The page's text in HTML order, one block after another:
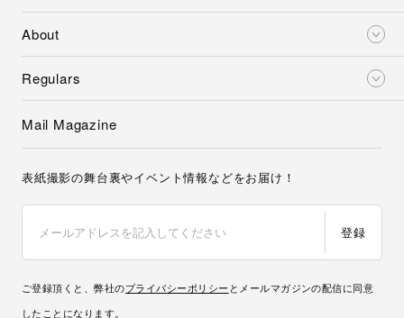
About
Regulars
Mail Magazine
表紙撮影の舞台裏やイベント情報などをお届け！
登録
ご登録頂くと、弊社のプライバシーポリシー とメールマガジンの配信に同意
したことになります。